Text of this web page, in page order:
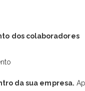
dos colaboradores
da sua empresa.